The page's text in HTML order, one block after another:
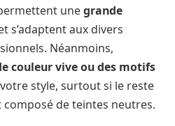
unegrande
s’adaptent aux divers
Néanmoins,
couleur vive ou des motifs
style, surtout si le reste
de teintes neutres.